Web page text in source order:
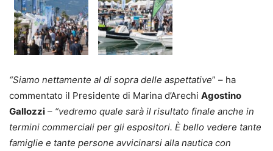
“Siamo nettamente al di sopra delle aspettative” – ha
commentato il Presidente di Marina d’Arechi Agostino
Gallozzi – “vedremo quale sarà il risultato finale anche in
termini commerciali per gli espositori. È bello vedere tante
famiglie e tante persone avvicinarsi alla nautica con